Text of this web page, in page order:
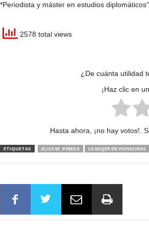
*Periodista y máster en estudios diplomáticos”
2578 total views
¿De cuánta utilidad
¡Haz clic en
Hasta ahora, ¡no hay votos!.
ETIQUETAS ELISA M. PINEDA LA MUJER EN HONDURAS